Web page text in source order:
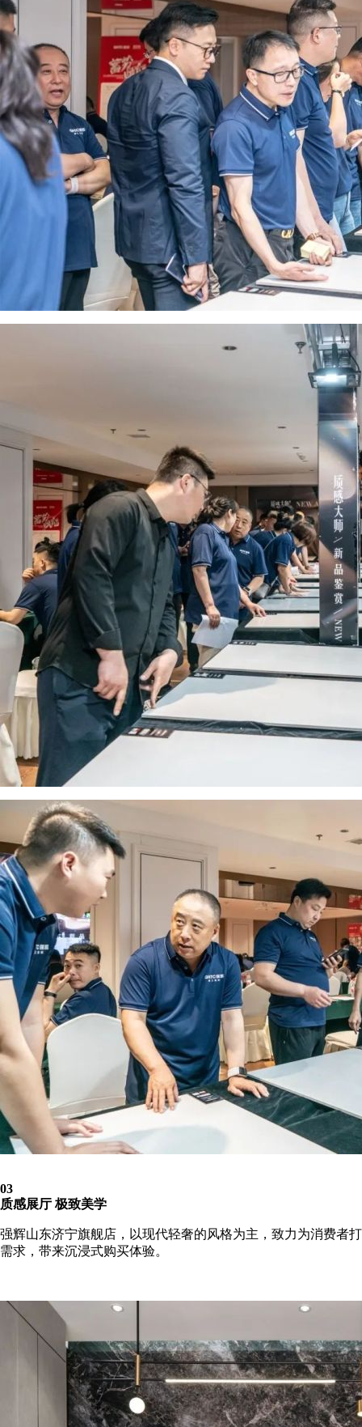
03
质感展厅 极致美学
强辉山东济宁旗舰店，以现代轻奢的风格为主，致力为消费者
需求，带来沉浸式购买体验。